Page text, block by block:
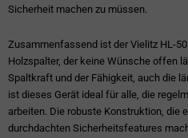
Sicherheit machen zu müssen.
Zusammenfassend ist der Vielitz HL-
Holzspalter, der keine Wünsche offen
Spaltkraft und der Fähigkeit, auch die
ist dieses Gerät ideal für alle, die
arbeiten. Die robuste Konstruktion, die
durchdachten Sicherheitsfeatures